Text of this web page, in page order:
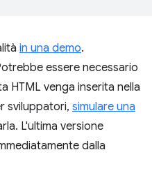
in una demo.
essere necessario
HTML venga inserita nella
sviluppatori, simulare una
L'ultima versione
dalla